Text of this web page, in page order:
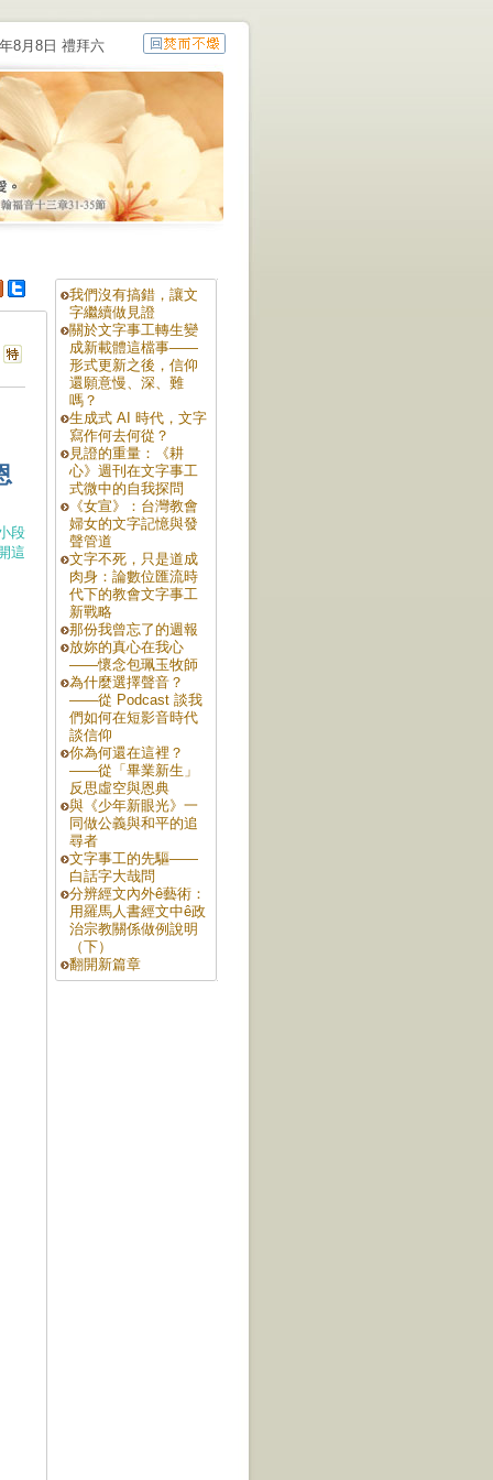
8月8日 禮拜六
段
這
我們沒有搞錯，讓文
字繼續做見證
關於文字事工轉生變
成新載體這檔事——
形式更新之後，信仰
還願意慢、深、難
嗎？
生成式 AI 時代，文字
寫作何去何從？
見證的重量：《耕
心》週刊在文字事工
式微中的自我探問
《女宣》：台灣教會
婦女的文字記憶與發
聲管道
文字不死，只是道成
肉身：論數位匯流時
代下的教會文字事工
新戰略
那份我曾忘了的週報
放妳的真心在我心
——懷念包珮玉牧師
為什麼選擇聲音？
——從 Podcast 談我
們如何在短影音時代
談信仰
你為何還在這裡？
——從「畢業新生」
反思虛空與恩典
與《少年新眼光》一
同做公義與和平的追
尋者
文字事工的先驅——
白話字大哉問
分辨經文內外ê藝術：
用羅馬人書經文中ê政
治宗教關係做例說明
（下）
翻開新篇章